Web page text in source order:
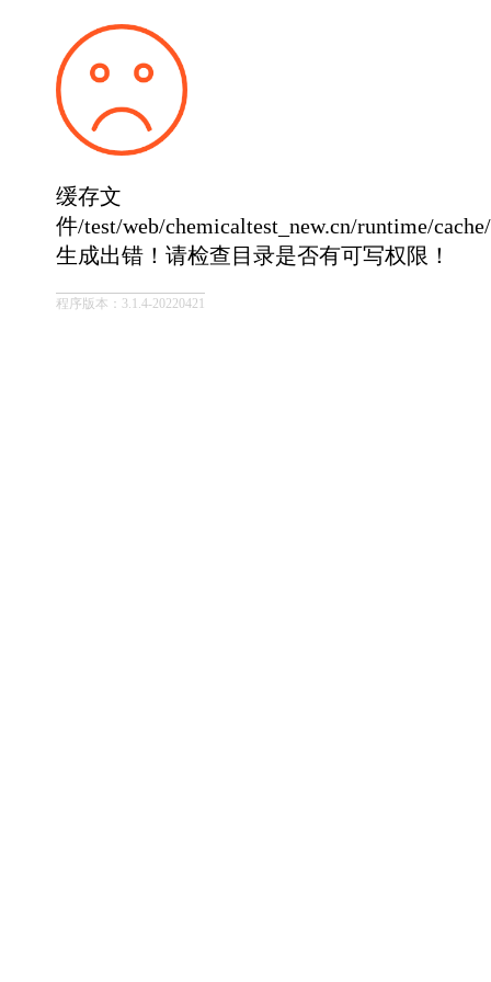
缓存文
件/test/web/chemicaltest_new.cn/runtime/
生成出错！请检查目录是否有可写权限！
程序版本：3.1.4-20220421